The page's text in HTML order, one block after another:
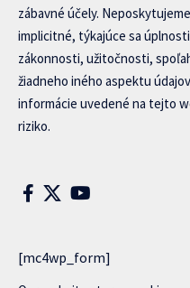
zábavné účely.
implicitné, týkajúce sa
zákonnosti, užitočnosti,
žiadneho iného aspektu
informácie uvedené na tejto
riziko.
[mc4wp_form]